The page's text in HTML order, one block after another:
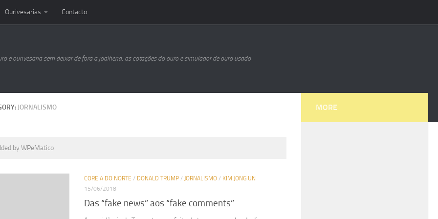
Ourivesarias Contacto
e ourivesaria sem deixar de fora a joalheria, as cotações do ouro e simulador de ouro usado
JORNALISMO
by WPeMatico
COREIA DO NORTE / DONALD TRUMP / JORNALISMO / KIM JONG UN
15/06/2018
Das “fake news” aos “fake comments”
MORE